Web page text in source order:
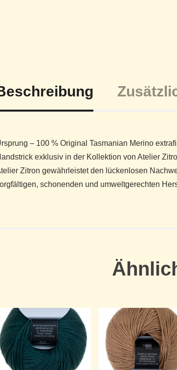
– 100 % Original Tasmanian Merino
exklusiv in der Kollektion von Atelier
Zitron gewährleistet den lückenlosen
schonenden und umweltgerechten